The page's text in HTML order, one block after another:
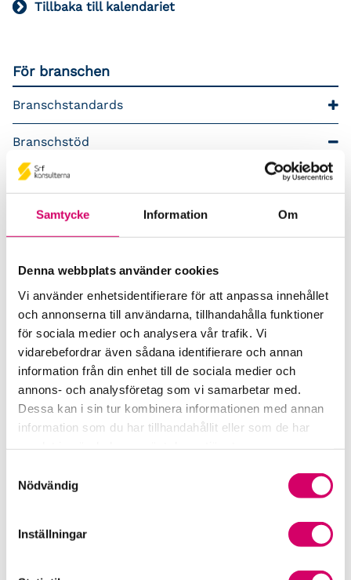
Samtycke Information Om
Denna webbplats använder cookies
Vi använder enhetsidentifierare för att anpassa innehållet
och annonserna till användarna, tillhandahålla funktioner
för sociala medier och analysera vår trafik. Vi
vidarebefordrar även sådana identifierare och annan
information från din enhet till de sociala medier och
annons- och analysföretag som vi samarbetar med.
Dessa kan i sin tur kombinera informationen med annan
information som du har tillhandahållit eller som de har
Nödvändig
Inställningar
Tillbaka till kalendariet
För branschen
Branschstandards
Branschstöd
Förkortningsordlista
Kommunikationsstöd – Snacka lön
Lönepodden
Rådgivning i redovisningsbranschen
Srf Uttalanden och vägledningar
Viktiga dagar till din kalender
Viktiga branschfrågor